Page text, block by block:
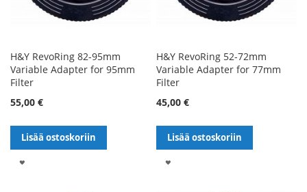
H&Y RevoRing 82-95mm
Variable Adapter for 95mm
Filter
55,00 €
Lisää ostoskoriin
H&Y RevoRing 52-72mm
Variable Adapter for 77mm
Filter
45,00 €
Lisää ostoskoriin